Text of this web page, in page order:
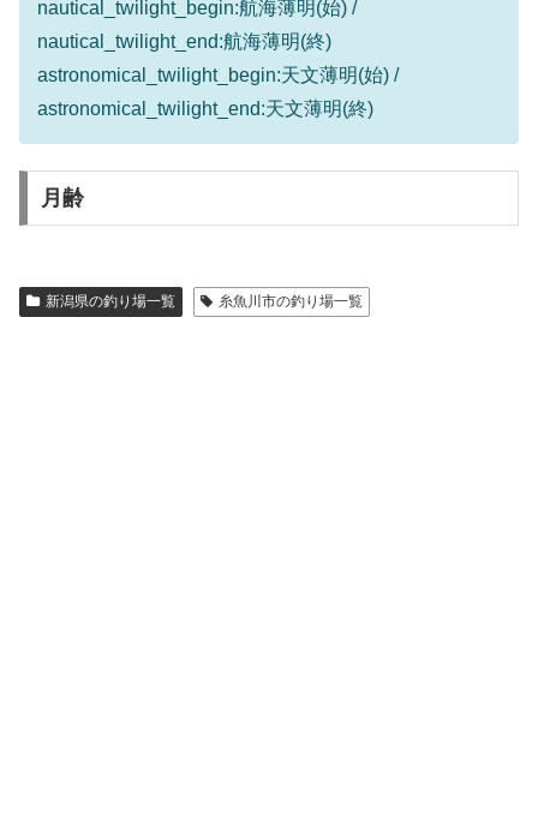
nautical_twilight_begin:航海薄明(始) /
nautical_twilight_end:航海薄明(終)
astronomical_twilight_begin:天文薄明(始) /
astronomical_twilight_end:天文薄明(終)
月齢
新潟県の釣り場一覧 糸魚川市の釣り場一覧